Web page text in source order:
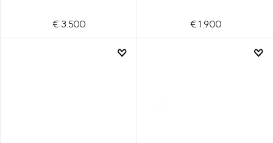
€ 3.500 € 1.900